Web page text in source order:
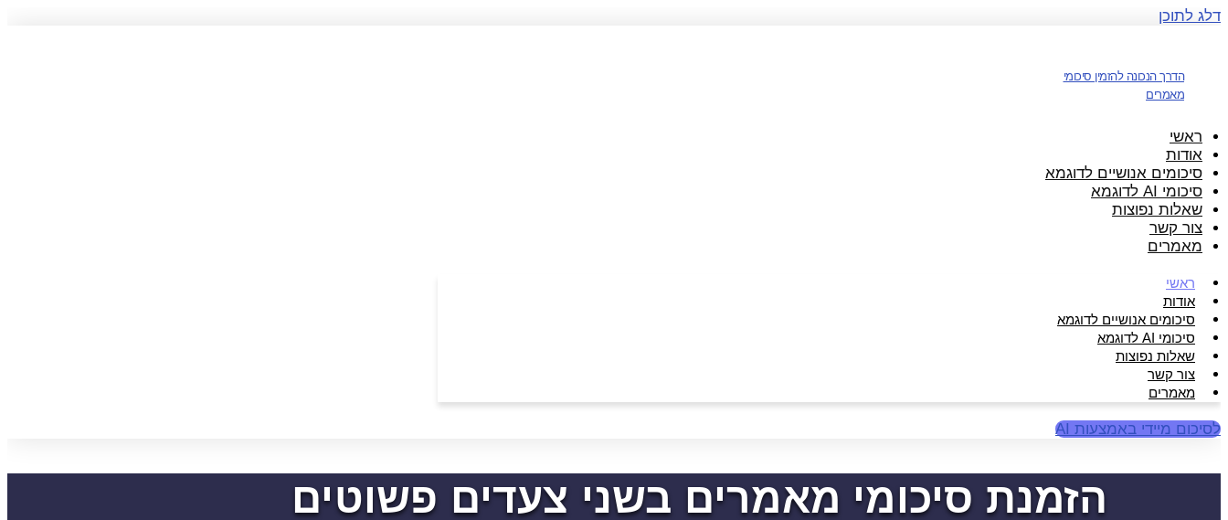
דלג לתוכן
הדרך הנכונה להזמין סיכומי
מאמרים
ראשי
אודות
סיכומים אנושיים לדוגמא
סיכומי AI לדוגמא
שאלות נפוצות
צור קשר
מאמרים
ראשי
אודות
סיכומים אנושיים לדוגמא
סיכומי AI לדוגמא
שאלות נפוצות
צור קשר
מאמרים
לסיכום מיידי באמצעות AI
הזמנת סיכומי מאמרים בשני צעדים פשוטים